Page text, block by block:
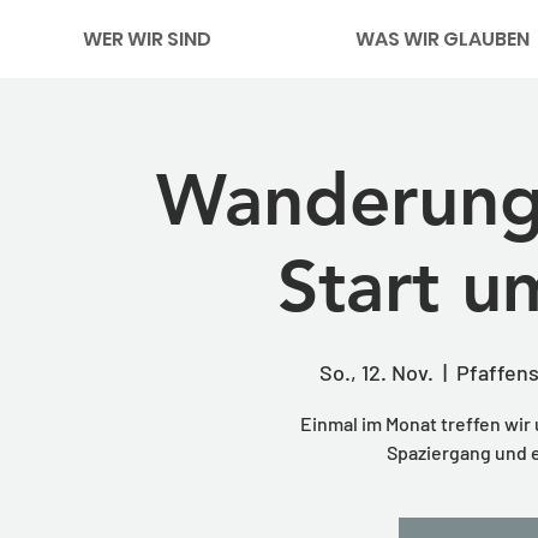
WER WIR SIND WAS WIR GLAUBEN
Start
So., 12. Nov.
  |
Einmal im Monat treffen
Spaziergang und